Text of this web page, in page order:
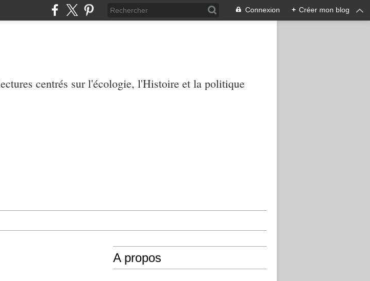
Connexion + Créer mon blog
centrés sur l'écologie, l'Histoire et la politique
A propos